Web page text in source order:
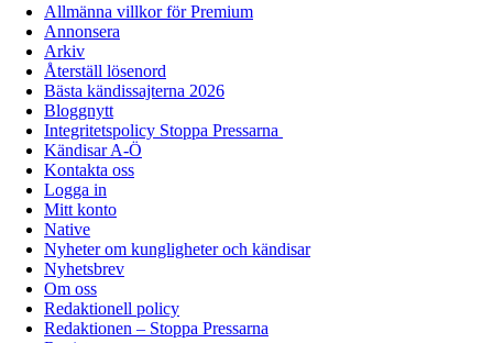
Allmänna villkor för Premium
Annonsera
Arkiv
Återställ lösenord
Bästa kändissajterna 2026
Bloggnytt
Integritetspolicy Stoppa Pressarna
Kändisar A-Ö
Kontakta oss
Logga in
Mitt konto
Native
Nyheter om kungligheter och kändisar
Nyhetsbrev
Om oss
Redaktionell policy
Redaktionen – Stoppa Pressarna